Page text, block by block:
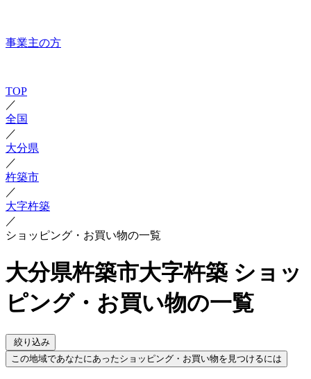
事業主の方
TOP
／
全国
／
大分県
／
杵築市
／
大字杵築
／
ショッピング・お買い物の一覧
大分県杵築市大字杵築 ショッ
ピング・お買い物の一覧
絞り込み
この地域であなたにあったショッピング・お買い物を見つけるには